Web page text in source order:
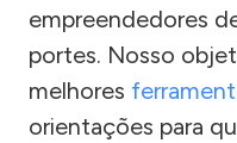
empreendedores
portes. Nosso
melhores
orientações para